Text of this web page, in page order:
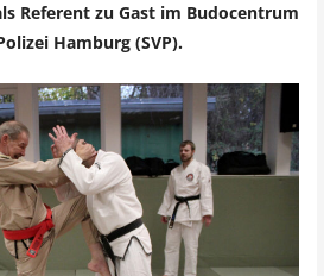
Referent zu Gast im Budocentrum
Hamburg (SVP).